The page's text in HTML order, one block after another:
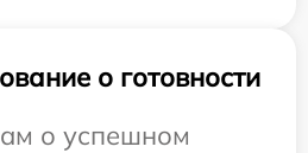
о готовности
о успешном